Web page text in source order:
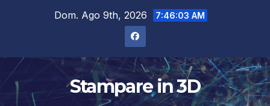
Dom. Ago 9th, 2026 7:46:04 AM
Stampare in 3D